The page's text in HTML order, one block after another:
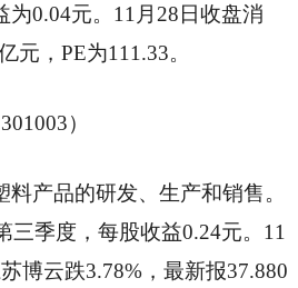
为0.04元。11月28日收盘消
元，PE为111.33。
）
料产品的研发、生产和销售。
三季度，每股收益0.24元。11
博云跌3.78%，最新报37.880